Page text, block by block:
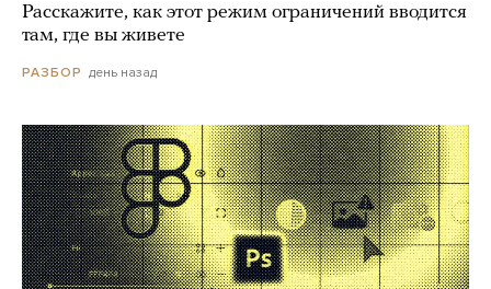
Расскажите, как этот режим ограничений вводится
там, где вы живете
РАЗБОР день назад